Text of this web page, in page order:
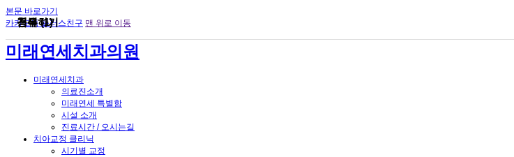
본문 바로가기
카카오톡 플러스친구 맨 위로 이동
미래연세치과의원
미래연세치과
의료진소개
미래연세 특별함
시설 소개
진료시간 / 오시는길
치아교정 클리닉
시기별 교정
검색
공유하기
첨부 (1)